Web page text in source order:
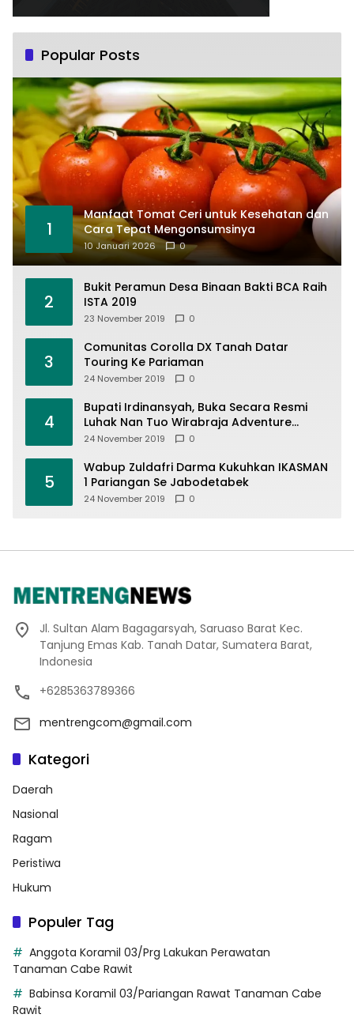
Popular Posts
1
Manfaat Tomat Ceri untuk Kesehatan dan
Cara Tepat Mengonsumsinya
10 Januari 2026 0
2
Bukit Peramun Desa Binaan Bakti BCA Raih
ISTA 2019
23 November 2019 0
3
Comunitas Corolla DX Tanah Datar
Touring Ke Pariaman
24 November 2019 0
4
Bupati Irdinansyah, Buka Secara Resmi
Luhak Nan Tuo Wirabraja Adventure
Offroad 2019
24 November 2019 0
5
Wabup Zuldafri Darma Kukuhkan IKASMAN
1 Pariangan Se Jabodetabek
24 November 2019 0
Jl. Sultan Alam Bagagarsyah, Saruaso Barat Kec.
Tanjung Emas Kab. Tanah Datar, Sumatera Barat,
Indonesia
+6285363789366
mentrengcom@gmail.com
Kategori
Daerah
Nasional
Ragam
Peristiwa
Hukum
Populer Tag
Anggota Koramil 03/Prg Lakukan Perawatan
Tanaman Cabe Rawit
Babinsa Koramil 03/Pariangan Rawat Tanaman Cabe
Rawit